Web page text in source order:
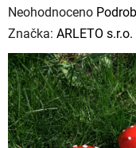
Průměrné
hodnocení
produktu
je
0,0
z
5
Neohodnoceno
Značka: ARLETO s.r.o.